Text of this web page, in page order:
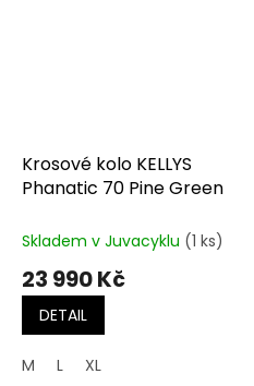
Krosové kolo KELLYS
Phanatic 70 Pine Green
Skladem v Juvacyklu (1 ks)
23 990 Kč
DETAIL
M L XL